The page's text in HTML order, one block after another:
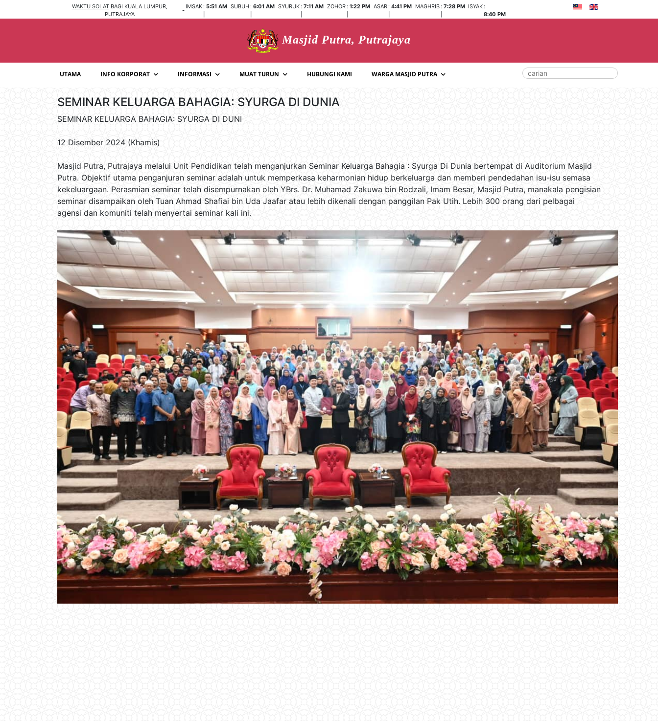
WAKTU SOLATBAGI KUALA LUMPUR,
PUTRAJAYA
-
IMSAK : 5:51 AM SUBUH : 6:01 AM SYURUK : 7:11 AM ZOHOR : 1:22 PM ASAR : 4:41 PM MAGHRIB : 7:28 PM ISYAK :
8:40 PM
Masjid Putra, Putrajaya
UTAMA INFO KORPORAT INFORMASI MUAT TURUN HUBUNGI KAMI WARGA MASJID PUTRA
SEMINAR KELUARGA BAHAGIA: SYURGA DI DUNIA
SEMINAR KELUARGA BAHAGIA: SYURGA DI DUNI
12 Disember 2024 (Khamis)
Masjid Putra, Putrajaya melalui Unit Pendidikan telah menganjurkan Seminar Keluarga Bahagia : Syurga Di Dunia bertempat di Auditorium Masjid
Putra. Objektif utama penganjuran seminar adalah untuk memperkasa keharmonian hidup berkeluarga dan memberi pendedahan isu-isu semasa
kekeluargaan. Perasmian seminar telah disempurnakan oleh YBrs. Dr. Muhamad Zakuwa bin Rodzali, Imam Besar, Masjid Putra, manakala pengisian
seminar disampaikan oleh Tuan Ahmad Shafiai bin Uda Jaafar atau lebih dikenali dengan panggilan Pak Utih. Lebih 300 orang dari pelbagai
agensi dan komuniti telah menyertai seminar kali ini.